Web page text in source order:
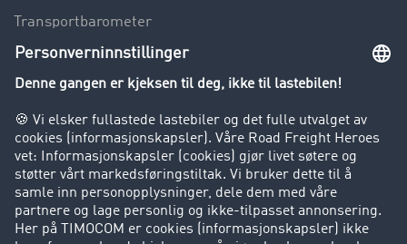
Transportbarometer
Innsyn i fraktbørsen
Bedriften
Kunder verver kunder
Suksesshistorier